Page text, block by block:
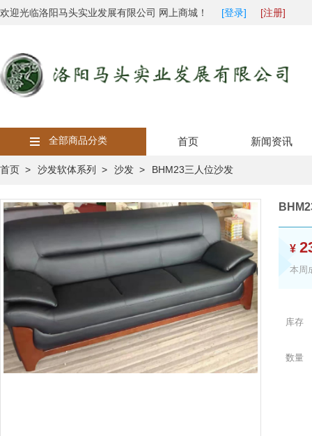
欢迎光临洛阳马头实业发展有限公司 网上商城！ [登录] [注册]
全部商品分类 首页 新闻资讯
首页 > 沙发软体系列 > 沙发 > BHM23三人位沙发
¥
本周
库存
数量